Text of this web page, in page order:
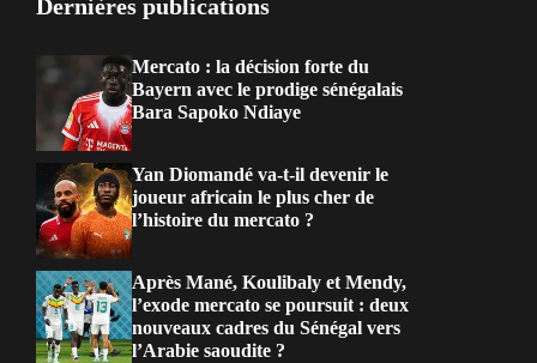
Dernières publications
Mercato : la décision forte du
Bayern avec le prodige sénégalais
Bara Sapoko Ndiaye
Yan Diomandé va-t-il devenir le
joueur africain le plus cher de
l’histoire du mercato ?
Après Mané, Koulibaly et Mendy,
l’exode mercato se poursuit : deux
nouveaux cadres du Sénégal vers
l’Arabie saoudite ?